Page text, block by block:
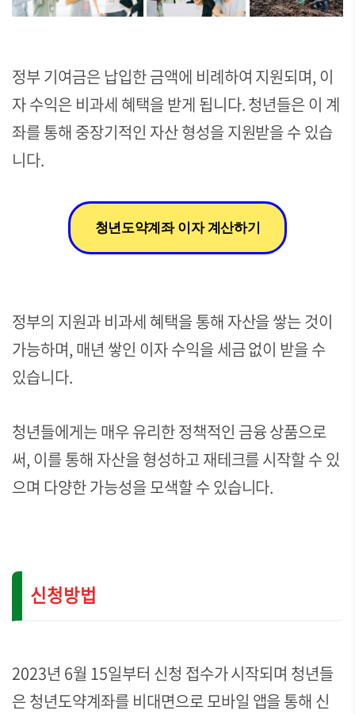
정부 기여금은 납입한 금액에 비례하여 지원되며, 이
자 수익은 비과세 혜택을 받게 됩니다. 청년들은 이 계
좌를 통해 중장기적인 자산 형성을 지원받을 수 있습
니다.
청년도약계좌 이자 계산하기
정부의 지원과 비과세 혜택을 통해 자산을 쌓는 것이
가능하며, 매년 쌓인 이자 수익을 세금 없이 받을 수
있습니다.
청년들에게는 매우 유리한 정책적인 금융 상품으로
써, 이를 통해 자산을 형성하고 재테크를 시작할 수 있
으며 다양한 가능성을 모색할 수 있습니다.
신청방법
2023년 6월 15일부터 신청 접수가 시작되며 청년들
은 청년도약계좌를 비대면으로 모바일 앱을 통해 신